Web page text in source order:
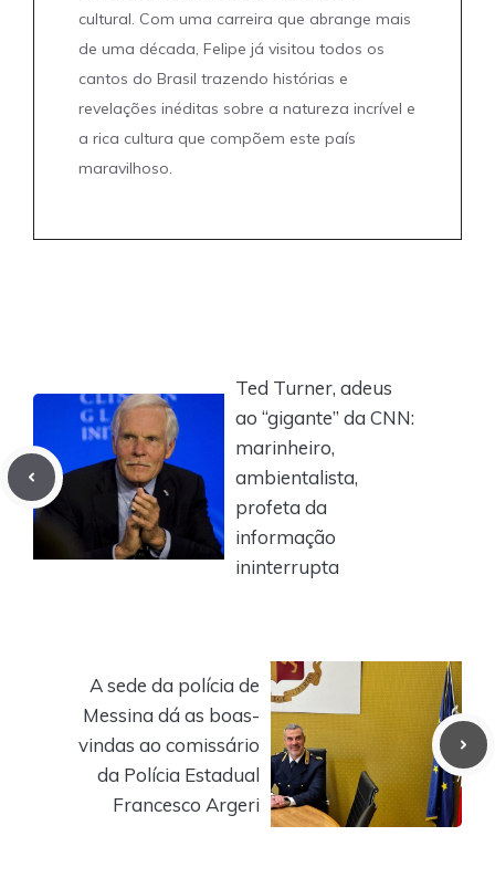
cultural. Com uma carreira que abrange mais
de uma década, Felipe já visitou todos os
cantos do Brasil trazendo histórias e
revelações inéditas sobre a natureza incrível e
a rica cultura que compõem este país
maravilhoso.
Ted Turner, adeus
ao “gigante” da CNN:
marinheiro,
ambientalista,
profeta da
informação
ininterrupta
A sede da polícia de
Messina dá as boas-
vindas ao comissário
da Polícia Estadual
Francesco Argeri